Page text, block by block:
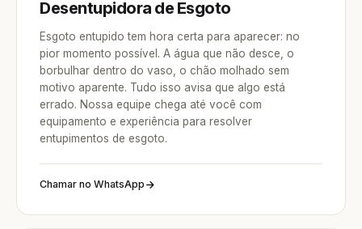
Desentupidora de Esgoto
Esgoto entupido tem hora certa para aparecer: no
pior momento possível. A água que não desce, o
borbulhar dentro do vaso, o chão molhado sem
motivo aparente. Tudo isso avisa que algo está
errado. Nossa equipe chega até você com
equipamento e experiência para resolver
entupimentos de esgoto.
Chamar no WhatsApp